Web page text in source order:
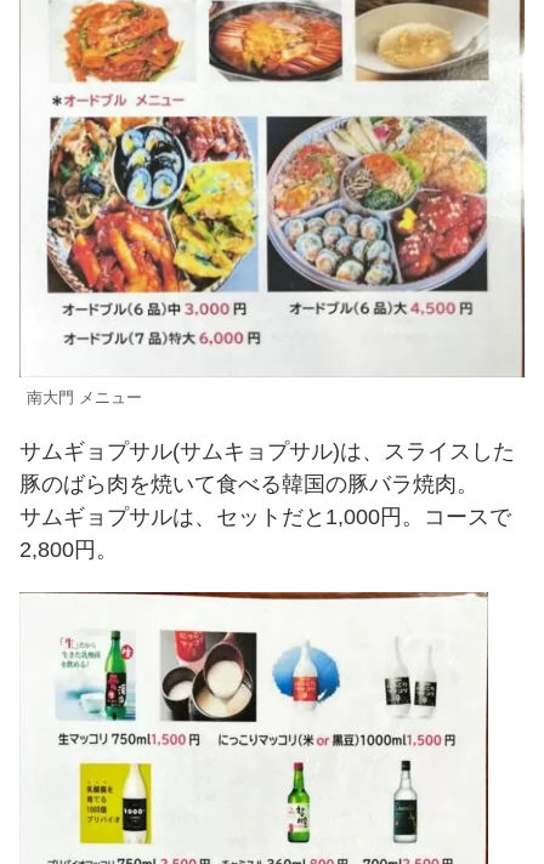
南大門 メニュー
サムギョプサル(サムキョプサル)は、スライスした
豚のばら肉を焼いて食べる韓国の豚バラ焼肉。
サムギョプサルは、セットだと1,000円。コースで
2,800円。